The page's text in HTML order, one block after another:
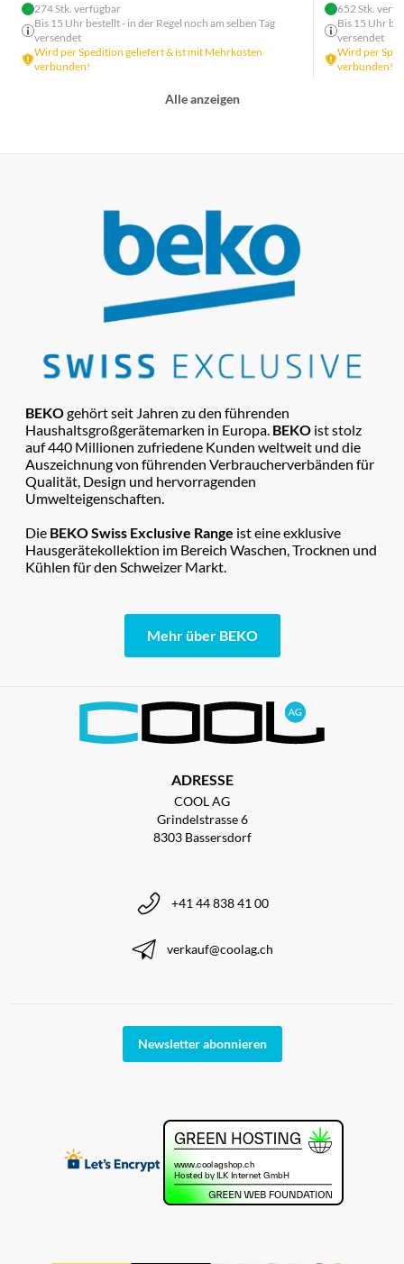
274 Stk. verfügbar
Bis 15 Uhr bestellt - in der Regel noch am selben Tag
versendet
Wird per Spedition geliefert & ist mit Mehrkosten
verbunden!
652 Stk.
Bis 15 Uhr
versendet
Wird per
verbunden!
Alle anzeigen
BEKOgehört seit Jahren zu den führenden
Haushaltsgroßgerätemarken in Europa. BEKO ist stolz
auf 440 Millionen zufriedene Kunden weltweit und die
Auszeichnung von führenden Verbraucherverbänden für
Qualität, Design und hervorragenden
Umwelteigenschaften.
Die BEKO Swiss Exclusive Range ist eine exklusive
Hausgerätekollektion im Bereich Waschen, Trocknen und
Kühlen für den Schweizer Markt.
Mehr über BEKO
ADRESSE
COOL AG
Grindelstrasse 6
8303 Bassersdorf
+41 44 838 41 00
verkauf@coolag.ch
Newsletter abonnieren